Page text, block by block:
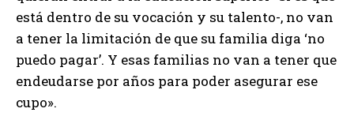
está dentro de su vocación y su talento-, no van
a tener la limitación de que su familia diga ‘no
puedo pagar’. Y esas familias no van a tener que
endeudarse por años para poder asegurar ese
cupo».